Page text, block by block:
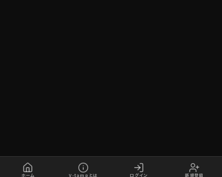
ホーム V-tampとは ログイン 新規登録